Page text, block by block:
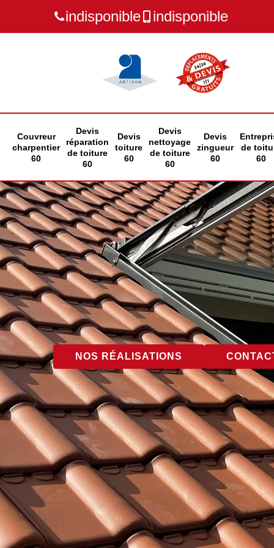
indisponible indisponible
Couvreur
charpentier
60
Devis
réparation
de toiture
60
Devis
toiture
60
Devis
nettoyage
de toiture
60
Devis
zingueur
60
de
60
NOS RÉALISATIONS